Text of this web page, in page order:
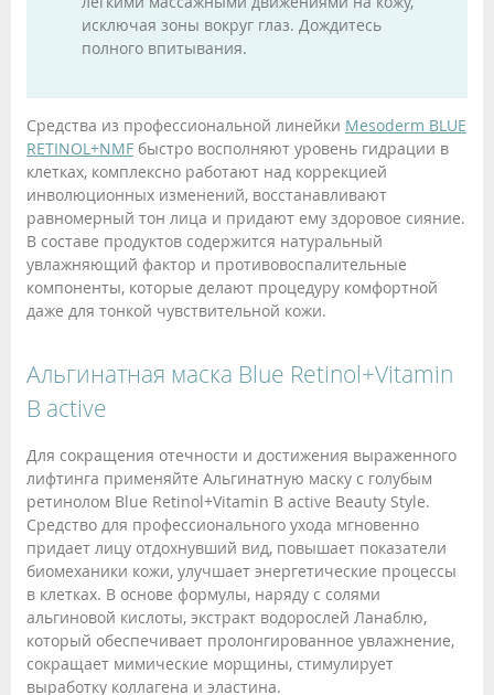
исключая зоны вокруг глаз. Дождитесь
полного впитывания.
Средства из профессиональной линейки Mesoderm BLUE
RETINOL+NMF быстро восполняют уровень гидрации в
клетках, комплексно работают над коррекцией
инволюционных изменений, восстанавливают
равномерный тон лица и придают ему здоровое сияние.
В составе продуктов содержится натуральный
увлажняющий фактор и противовоспалительные
компоненты, которые делают процедуру комфортной
даже для тонкой чувствительной кожи.
Альгинатная маска Blue Retinol+Vitamin
B active
Для сокращения отечности и достижения выраженного
лифтинга применяйте Альгинатную маску с голубым
ретинолом Blue Retinol+Vitamin B active Beauty Style.
Средство для профессионального ухода мгновенно
придает лицу отдохнувший вид, повышает показатели
биомеханики кожи, улучшает энергетические процессы
в клетках. В основе формулы, наряду с солями
альгиновой кислоты, экстракт водорослей Ланаблю,
который обеспечивает пролонгированное увлажнение,
сокращает мимические морщины, стимулирует
выработку коллагена и эластина.